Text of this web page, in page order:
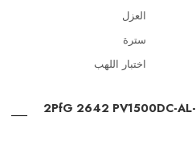
العزل
سترة
اختبار اللهب
مزايا كابل الطاقة الشمسية 2PfG 2642 PV1500DC-AL-